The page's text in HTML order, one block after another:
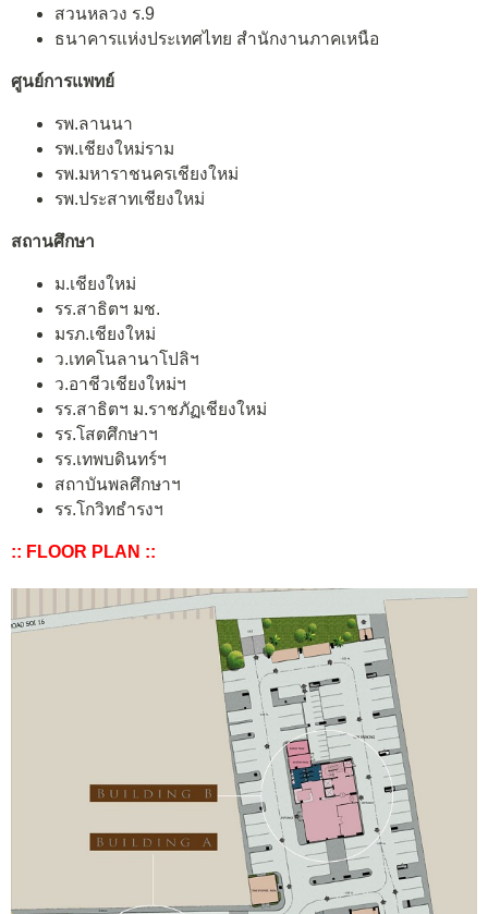
สวนหลวง ร.9
ธนาคารแห่งประเทศไทย สำนักงานภาคเหนือ
ศูนย์การแพทย์
รพ.ลานนา
รพ.เชียงใหม่ราม
รพ.มหาราชนครเชียงใหม่
รพ.ประสาทเชียงใหม่
สถานศึกษา
ม.เชียงใหม่
รร.สาธิตฯ มช.
มรภ.เชียงใหม่
ว.เทคโนลานาโปลิฯ
ว.อาชีวเชียงใหม่ฯ
รร.สาธิตฯ ม.ราชภัฏเชียงใหม่
รร.โสตศึกษาฯ
รร.เทพบดินทร์ฯ
สถาบันพลศึกษาฯ
รร.โกวิทธำรงฯ
:: FLOOR PLAN ::